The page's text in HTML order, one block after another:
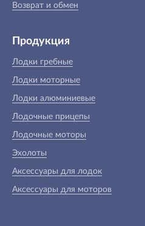
Возврат и обмен
Продукция
Лодки гребные
Лодки моторные
Лодки алюминиевые
Лодочные прицепы
Лодочные моторы
Эхолоты
Аксессуары для лодок
Аксессуары для моторов